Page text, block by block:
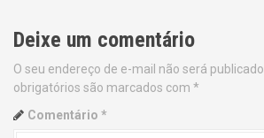
t
n
a
Deixe um comentário
O seu endereço de e-mail não será publicado.
obrigatórios são marcados com *
Comentário *